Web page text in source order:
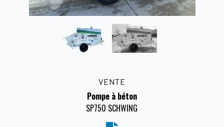
VENTE
Pompe à béton
SP750 SCHWING